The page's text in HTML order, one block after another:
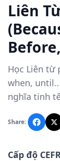
Liên
Học Liên từ
when,
nghĩa tinh
Share:
Cấp độ